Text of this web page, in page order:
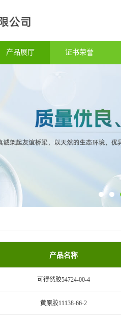
产品展厅 证书荣誉
产品名称
可得然胶54724-00-4
黄原胶11138-66-2